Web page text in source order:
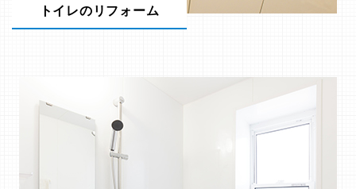
トイレのリフォーム